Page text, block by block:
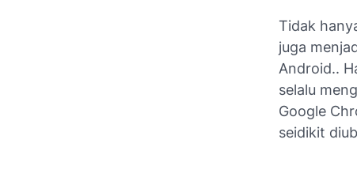
Tidak
juga
Android..
selalu
Google
seidikit